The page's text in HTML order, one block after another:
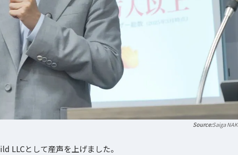
Saiga NAK
LLCとして産声を上げました。